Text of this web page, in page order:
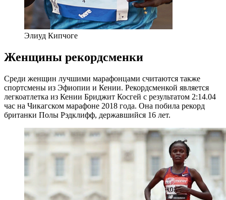
Элиуд Кипчоге
Женщины рекордсменки
Среди женщин лучшими марафонцами считаются также
спортсмены из Эфиопии и Кении. Рекордсменкой является
легкоатлетка из Кении Бриджит Косгей с результатом 2:14.04
час на Чикагском марафоне 2018 года. Она побила рекорд
британки Полы Рэдклифф, державшийся 16 лет.